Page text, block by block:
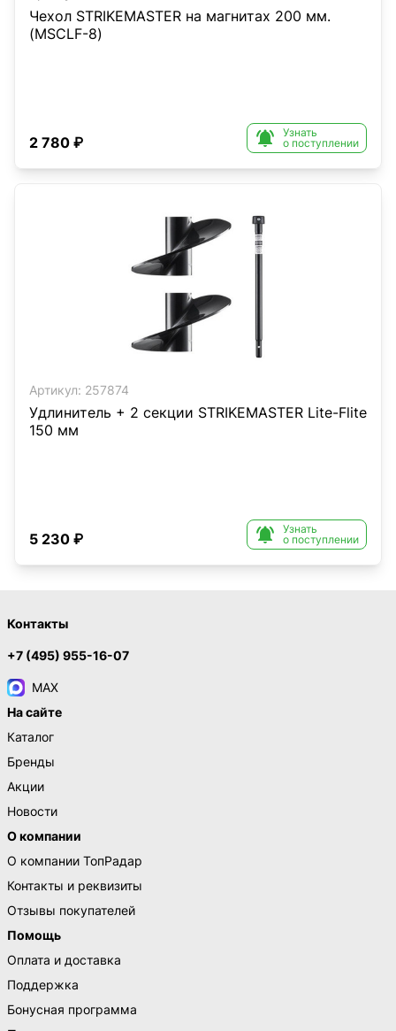
Чехол STRIKEMASTER на магнитах 200 мм.
(MSCLF-8)
2 780 ₽ 
Узнать
о поступлении
Артикул: 257874
Удлинитель + 2 секции STRIKEMASTER Lite-Flite
150 мм
5 230 ₽ 
Узнать
о поступлении
Контакты
+7 (495) 955-16-07
MAX
На сайте
Каталог
Бренды
Акции
Новости
О компании
О компании ТопРадар
Контакты и реквизиты
Отзывы покупателей
Помощь
Оплата и доставка
Поддержка
Бонусная программа